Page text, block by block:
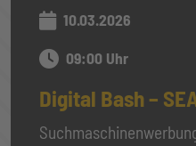
10.03.2026
09:00 Uhr
Digital Bash –